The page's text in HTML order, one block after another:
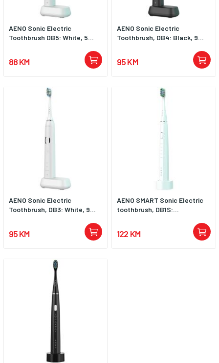
AENO Sonic Electric
Toothbrush DB5: White, 5...
88 KM
AENO Sonic Electric
Toothbrush, DB4: Black, 9...
95 KM
AENO Sonic Electric
Toothbrush, DB3: White, 9...
95 KM
AENO SMART Sonic Electric
toothbrush, DB1S:...
122 KM